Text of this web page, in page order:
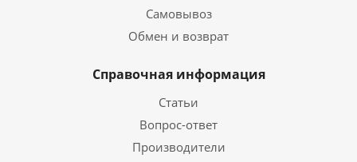
Самовывоз
Обмен и возврат
Справочная информация
Статьи
Вопрос-ответ
Производители